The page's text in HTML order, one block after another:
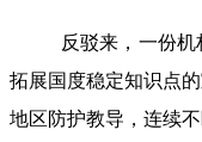
反驳来，一份
拓展国度稳定知识点
地区防护教导，连续